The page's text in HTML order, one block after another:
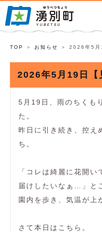
TOP お知らせ 2026年5月
2026年5月19日【
5月19日、雨のちくも
た。
昨日に引き続き、控え
ち。
「コレは綺麗に花開
届けしたいなぁ…」と
園内を歩き、気温が上
さて本日はこちら。